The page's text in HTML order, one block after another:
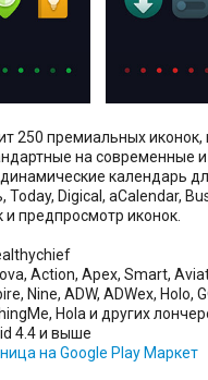
250 премиальных иконок,
на современные и
календарь
Today, Digical, aCalendar,
предпросмотр иконок.
Action, Apex, Smart,
Nine, ADW, ADWex, Holo,
Hola и других
4.4 и выше
на Google Play Маркет